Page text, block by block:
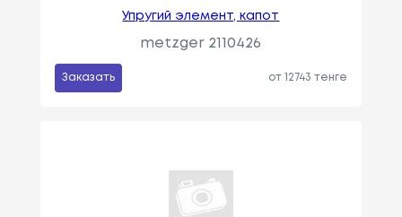
Упругий элемент, капот
metzger 2110426
Заказать от 12743 тенге